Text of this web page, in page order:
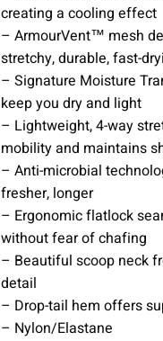
creating a cooling effect
– ArmourVent™ mesh
stretchy, durable, fast-
– Signature Moisture
keep you dry and light
– Lightweight, 4-way
mobility and maintains
– Anti-microbial
fresher, longer
– Ergonomic flatlock
without fear of chafing
– Beautiful scoop neck
detail
– Drop-tail hem offers
– Nylon/Elastane